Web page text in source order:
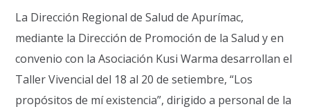
La Dirección Regional de Salud de Apurímac,
mediante la Dirección de Promoción de la Salud y en
convenio con la Asociación Kusi Warma desarrollan el
Taller Vivencial del 18 al 20 de setiembre, “Los
propósitos de mí existencia”, dirigido a personal de la